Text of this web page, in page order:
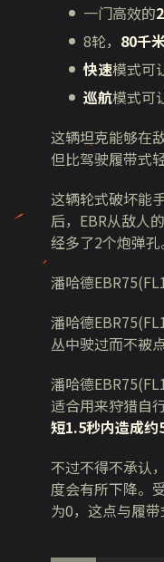
一门高效的
8轮， 80千
快速模式可
巡航模式可
这辆坦克能够在
但比驾驶履带式
这辆轮式破坏能
后，EBR从敌人
经多了2个炮弹孔
潘哈德
潘哈德
丛中驶过而不被点
潘哈德
适合用来狩猎自
短1.5秒内造成约
不过不得不承认
度会有所下降。
为0，这点与履